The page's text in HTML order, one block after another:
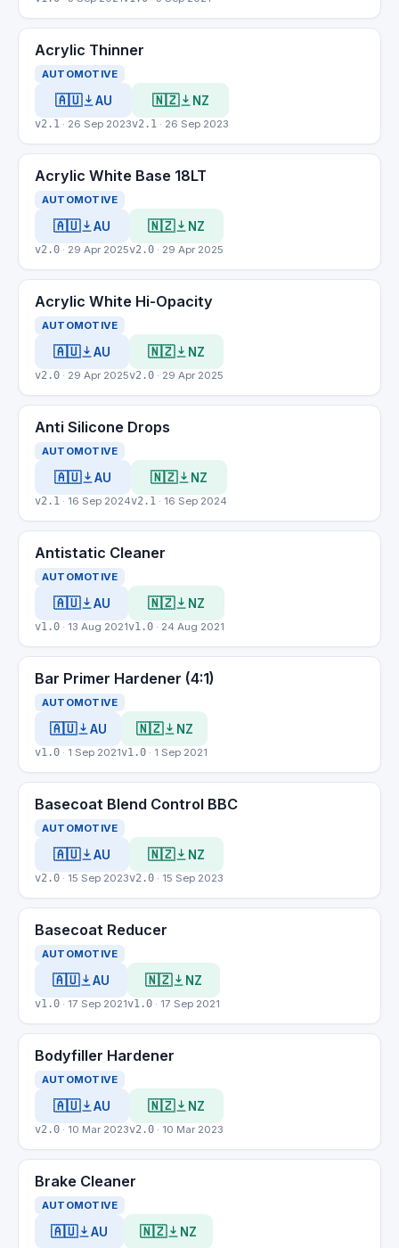
Acrylic Thinner
AUTOMOTIVE
🇦🇺 AU
v2.1 · 26 Sep 2023
🇳🇿 NZ
v2.1 · 26 Sep 2023
Acrylic White Base 18LT
AUTOMOTIVE
🇦🇺 AU
v2.0 · 29 Apr 2025
🇳🇿 NZ
v2.0 · 29 Apr 2025
Acrylic White Hi-Opacity
AUTOMOTIVE
🇦🇺 AU
v2.0 · 29 Apr 2025
🇳🇿 NZ
v2.0 · 29 Apr 2025
Anti Silicone Drops
AUTOMOTIVE
🇦🇺 AU
v2.1 · 16 Sep 2024
🇳🇿 NZ
v2.1 · 16 Sep 2024
Antistatic Cleaner
AUTOMOTIVE
🇦🇺 AU
v1.0 · 13 Aug 2021
🇳🇿 NZ
v1.0 · 24 Aug 2021
Bar Primer Hardener (4:1)
AUTOMOTIVE
🇦🇺 AU
v1.0 · 1 Sep 2021
🇳🇿 NZ
v1.0 · 1 Sep 2021
Basecoat Blend Control BBC
AUTOMOTIVE
🇦🇺 AU
v2.0 · 15 Sep 2023
🇳🇿 NZ
v2.0 · 15 Sep 2023
Basecoat Reducer
AUTOMOTIVE
🇦🇺 AU
v1.0 · 17 Sep 2021
🇳🇿 NZ
v1.0 · 17 Sep 2021
Bodyfiller Hardener
AUTOMOTIVE
🇦🇺 AU
v2.0 · 10 Mar 2023
🇳🇿 NZ
v2.0 · 10 Mar 2023
Brake Cleaner
AUTOMOTIVE
🇦🇺 AU 🇳🇿 NZ